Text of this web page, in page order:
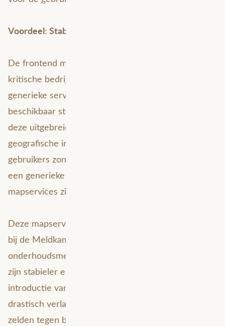
Voordeel: Stabiel en minder bugs
De frontend maakt uiteindelijk het verschil voor
kritische bedrijfsprocessen. De Mapservice is een
generieke service die alle mogelijke data
beschikbaar stelt in kaartvorm. Een gebruiker van
deze uitgebreide service heeft kennis van
geografische informatiesystemen nodig. Voor
gebruikers zonder (of met beperkte) GIS-kennis is er
een generieke webviewer ingericht waarin de
mapservices zijn opgenomen.
Deze mapservices worden onder andere gebruikt
bij de Meldkamer Spoor, door machinisten en
onderhoudsmedewerkers. Deze frontendapplicaties
zijn stabieler en betrouwbaarder geworden door de
introductie van GeoPublicatie. Het aantal bugs is
drastisch verlaagd. Medewerkers lopen nog maar
zelden tegen bugs aan terwijl ze aan het werk zijn.